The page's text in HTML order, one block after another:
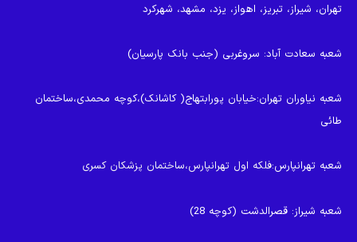
تهران، شیراز، تبریز، اهواز، یزد، مشهد، شهرکرد
شعبه سعادت آباد: سروغربی (جنب بانک پارسیان)
شعبه نیاوران تهران:خیابان پورابتهاج( کاشانک)،کوچه محمدی،ساختمان
طائی
شعبه تهرانپارس:فلکه اول تهرانپارس،ساختمان پزشکان کسری
شعبه شیراز: قصرالدشت (کوچه 28)